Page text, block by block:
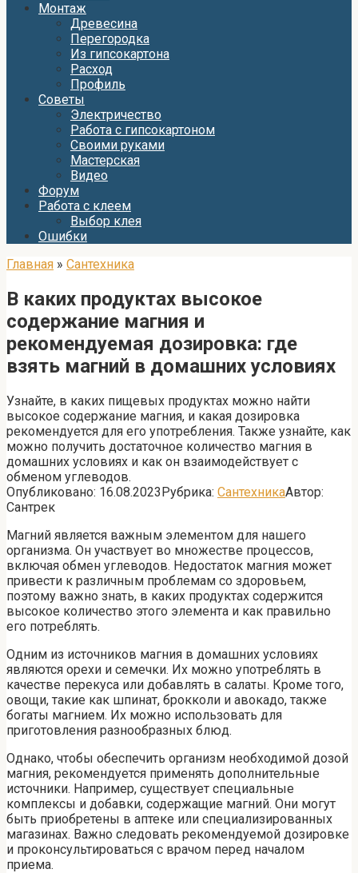
Монтаж
Древесина
Перегородка
Из гипсокартона
Расход
Профиль
Советы
Электричество
Работа с гипсокартоном
Своими руками
Мастерская
Видео
Форум
Работа с клеем
Выбор клея
Ошибки
Главная » Сантехника
В каких продуктах высокое
содержание магния и
рекомендуемая дозировка: где
взять магний в домашних условиях
Узнайте, в каких пищевых продуктах можно найти
высокое содержание магния, и какая дозировка
рекомендуется для его употребления. Также узнайте, как
можно получить достаточное количество магния в
домашних условиях и как он взаимодействует с
обменом углеводов.
Опубликовано: 16.08.2023Рубрика: СантехникаАвтор:
Сантрек
Магний является важным элементом для нашего
организма. Он участвует во множестве процессов,
включая обмен углеводов. Недостаток магния может
привести к различным проблемам со здоровьем,
поэтому важно знать, в каких продуктах содержится
высокое количество этого элемента и как правильно
его потреблять.
Одним из источников магния в домашних условиях
являются орехи и семечки. Их можно употреблять в
качестве перекуса или добавлять в салаты. Кроме того,
овощи, такие как шпинат, брокколи и авокадо, также
богаты магнием. Их можно использовать для
приготовления разнообразных блюд.
Однако, чтобы обеспечить организм необходимой дозой
магния, рекомендуется применять дополнительные
источники. Например, существует специальные
комплексы и добавки, содержащие магний. Они могут
быть приобретены в аптеке или специализированных
магазинах. Важно следовать рекомендуемой дозировке
и проконсультироваться с врачом перед началом
приема.